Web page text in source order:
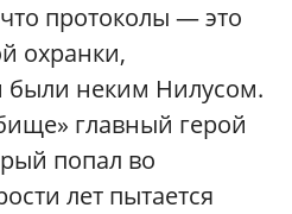
протоколы — это
охранки,
были неким Нилусом.
главный герой
попал во
лет пытается